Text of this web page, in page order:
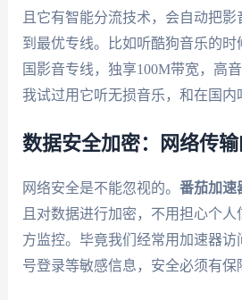
且它有智能分流技术，会自动把
到最优专线。比如听酷狗音乐的时
国影音专线，独享100M带宽，高
我试过用它听无损音乐，和在国内
数据安全加密：网络传输
网络安全是不能忽视的。 番茄加速
且对数据进行加密，不用担心个
方监控。毕竟我们经常用加速器访
号登录等敏感信息，安全必须有保